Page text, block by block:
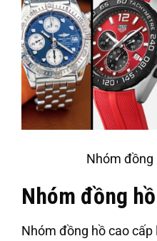
Nhóm đồng
Nhóm đồng
Nhóm đồng hồ cao